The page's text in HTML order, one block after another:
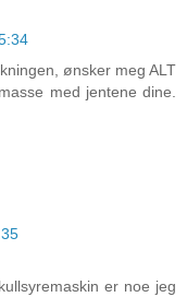
ønsker meg ALT
med jentene dine.
er noe jeg